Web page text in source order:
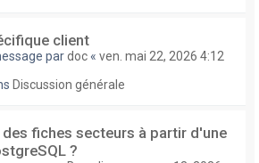
client
pardoc « ven. mai 22, 2026 4:12
Discussion générale
des fiches secteurs à partir d'une
?